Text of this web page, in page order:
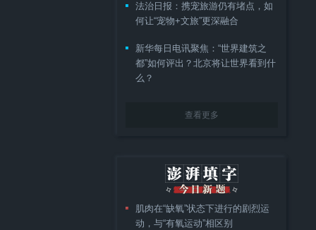
法治日报：携宠旅游仍有堵点，如
何让“宠物+文旅”更深融合
新华每日电讯聚焦：“世界建筑之
都”如何评出？北京将让世界看到什
么？
查看更多
肌肉在“缺氧”状态下进行的剧烈运
动，与“有氧运动”相区别